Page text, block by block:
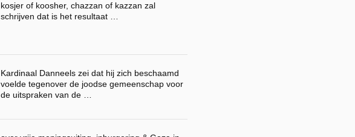
kosjer of koosher, chazzan of kazzan zal
schrijven dat is het resultaat …
Kardinaal Danneels zei dat hij zich beschaamd
voelde tegenover de joodse gemeenschap voor
de uitspraken van de …